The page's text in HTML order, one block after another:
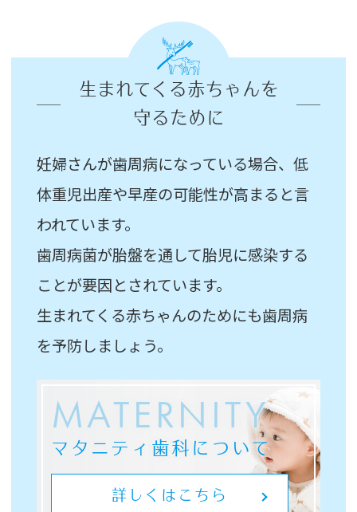
生まれてくる赤ちゃんを
守るために
妊婦さんが歯周病になっている場合、低
体重児出産や早産の可能性が高まると言
われています。
歯周病菌が胎盤を通して胎児に感染する
ことが要因とされています。
生まれてくる赤ちゃんのためにも歯周病
を予防しましょう。
MATERNITY
マタニティ歯科について
詳しくはこちら